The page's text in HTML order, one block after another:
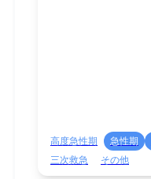
高度急性期 急性期
三次救急
その他